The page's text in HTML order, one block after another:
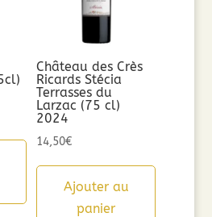
Château des Crès
Ricards Stécia
Terrasses du
Larzac (75 cl)
2024
14,50€
Ajouter au
panier